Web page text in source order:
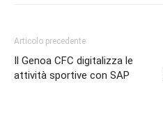
Articolo precedente
Il Genoa CFC digitalizza le
attività sportive con SAP